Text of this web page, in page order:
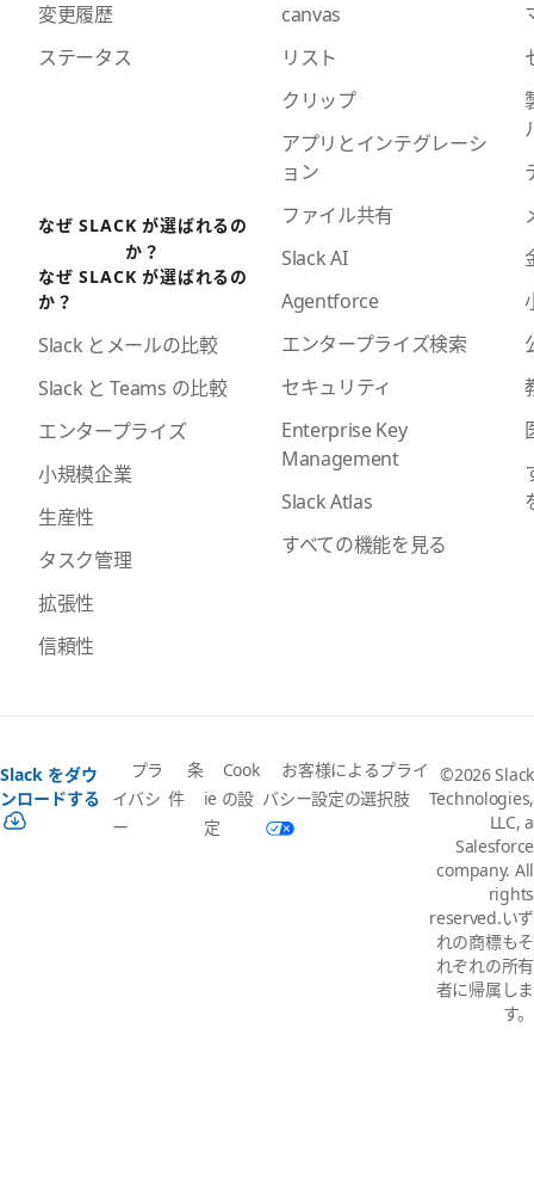
変更履歴
ステータス
なぜ SLACK が選ばれるの
か？
なぜ SLACK が選ばれるの
か？
Slack とメールの比較
Slack と Teams の比較
エンタープライズ
小規模企業
生産性
タスク管理
拡張性
信頼性
canvas
リスト
クリップ
アプリとインテグレーシ
ョン
ファイル共有
Slack AI
Agentforce
エンタープライズ検索
セキュリティ
Enterprise Key
Management
Slack Atlas
すべての機能を見る
Slack をダウ
ンロードする
プラ
イバシ
ー
条
件
Cook
ie の設
定
お客様によるプライ
バシー設定の選択肢
©2026 Slack
Technologies,
LLC, a
Salesforce
company. All
rights
reserved.いず
れの商標もそ
れぞれの所有
者に帰属しま
す。